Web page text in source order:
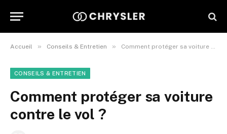
Accueil » Conseils & Entretien » Comment protéger sa voiture contre le vol ?
CONSEILS & ENTRETIEN
Comment protéger sa voiture
contre le vol ?